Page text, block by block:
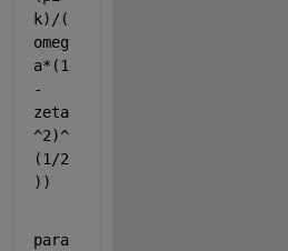
k)/(
omeg
a*(1
-
zeta
^2)^
(1/2
))
para